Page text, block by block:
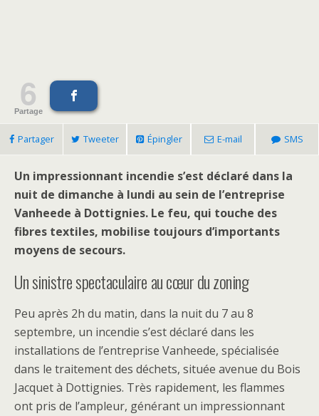
6
Partage
Partager Tweeter Épingler E-mail SMS
Un impressionnant incendie s’est déclaré dans la
nuit de dimanche à lundi au sein de l’entreprise
Vanheede à Dottignies. Le feu, qui touche des
fibres textiles, mobilise toujours d’importants
moyens de secours.
Un sinistre spectaculaire au cœur du zoning
Peu après 2h du matin, dans la nuit du 7 au 8
septembre, un incendie s’est déclaré dans les
installations de l’entreprise Vanheede, spécialisée
dans le traitement des déchets, située avenue du Bois
Jacquet à Dottignies. Très rapidement, les flammes
ont pris de l’ampleur, générant un impressionnant